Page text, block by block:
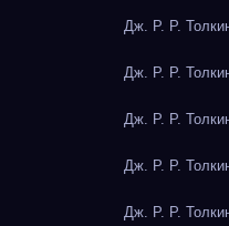
Дж. Р. Р.
Дж. Р. Р.
Дж. Р. Р.
Дж. Р. Р.
Дж. Р. Р.